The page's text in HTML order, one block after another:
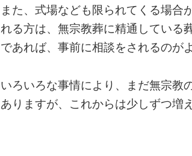
また、式場なども限られてくる場合
れる方は、無宗教葬に精通している
であれば、事前に相談をされるのが
いろいろな事情により、まだ無宗教
ありますが、これからは少しずつ増